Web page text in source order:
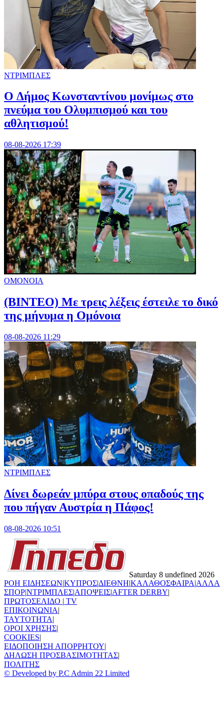
ΝΤΡΙΜΠΛΕΣ
O Δήμος Κωνσταντίνου μονίμως στο
πνεύμα του Ολυμπισμού και του
αθλητισμού!
08-08-2026 17:39
ΟΜΟΝΟΙΑ
(ΒΙΝΤΕΟ) Με τρεις λέξεις έστειλε το δικό
της μήνυμα η Ομόνοια
08-08-2026 11:29
ΝΤΡΙΜΠΛΕΣ
Δίνει δωρεάν μπύρα στους οπαδούς της
που πήγαν Αυστρία η Πάφος!
08-08-2026 10:51
Saturday 8 undefined 2026
ΡΟΗ ΕΙΔΗΣΕΩΝ|ΚΥΠΡΟΣ|ΔΙΕΘΝΗ|ΚΑΛΑΘΟΣΦΑΙΡΑ|ΑΛΛΑ
ΣΠΟΡ|ΝΤΡΙΜΠΛΕΣ|ΑΠΟΨΕΙΣ|AFTER DERBY|
ΠΡΩΤΟΣΕΛΙΔΟ | TV
ΕΠΙΚΟΙΝΩΝΙΑ|
TAYTOTHTA|
ΟΡΟΙ ΧΡΗΣΗΣ|
COOKIES|
ΕΙΔΟΠΟΙΗΣΗ ΑΠΟΡΡΗΤΟΥ|
ΔΗΛΩΣΗ ΠΡΟΣΒΑΣΙΜΟΤΗΤΑΣ|
ΠΟΛΙΤΗΣ
© Developed by P.C Admin 22 Limited